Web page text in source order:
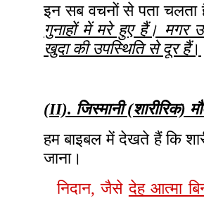
इन सब वचनों से पता चलता
गुनाहों में मरे हुए हैं। मगर
खुदा की उपस्थिति से दूर हैं।
(II). जिस्मानी (शारीरिक)
हम बाइबल में देखते हैं कि
जाना।
निदान, जैसेदेह आत्मा